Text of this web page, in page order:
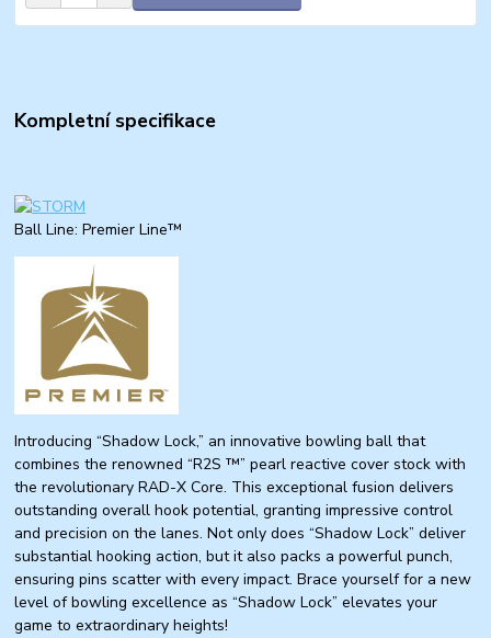
Kompletní specifikace
Ball Line: Premier Line™
Introducing “Shadow Lock,” an innovative bowling ball that
combines the renowned “R2S ™” pearl reactive cover stock with
the revolutionary RAD-X Core. This exceptional fusion delivers
outstanding overall hook potential, granting impressive control
and precision on the lanes. Not only does “Shadow Lock” deliver
substantial hooking action, but it also packs a powerful punch,
ensuring pins scatter with every impact. Brace yourself for a new
level of bowling excellence as “Shadow Lock” elevates your
game to extraordinary heights!